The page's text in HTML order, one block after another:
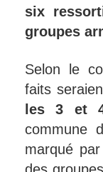
six
groupes
Selon le
faits
les 3 et
commune
marqué